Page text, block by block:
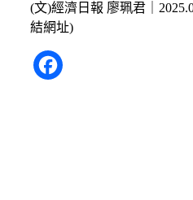
(文)經濟日報 廖珮君｜
結網址)
Facebook